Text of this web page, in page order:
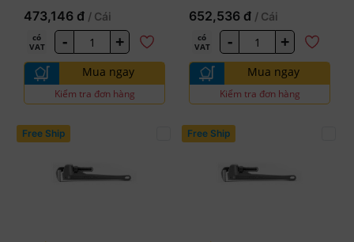
473,146 đ / Cái
có
VAT
- +
Mua ngay
Kiểm tra đơn hàng
652,536 đ / Cái
có
VAT
- +
Mua ngay
Kiểm tra đơn hàng
Free Ship Free Ship